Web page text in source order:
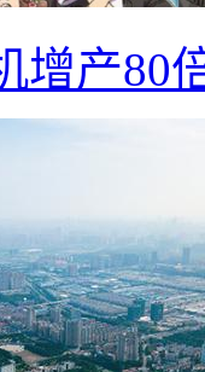
增产80